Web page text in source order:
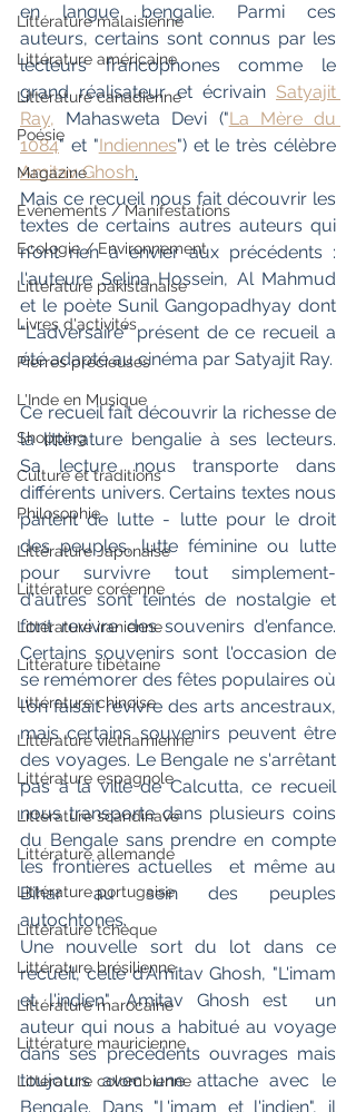
Littérature malaisienne
Littérature américaine
Littérature canadienne
Poésie
Magazine
Evènements / Manifestations
Ecologie / Environnement
Littérature pakistanaise
Livres d'activités
Pierres précieuses
L'Inde en Musique
Shopping
Culture et traditions
Philosophie
Littérature Japonaise
Littérature coréenne
Littérature iranienne
Littérature tibétaine
Littérature chinoise
Littérature vietnamienne
Littérature espagnole
Littérature scandinave
Littérature allemande
Littérature portugaise
Littérature tchèque
Littérature brésilienne
Littérature marocaine
Littérature mauricienne
Littérature colombienne
en langue bengalie. Parmi ces
auteurs, certains sont connus par les
lecteurs francophones comme le
grand réalisateur et écrivain Satyajit
Ray, Mahasweta Devi ("La Mère du
1084" et "Indiennes
Amitav Ghosh.
Mais ce recueil nous fait découvrir les
textes de certains autres auteurs qui
n'ont rien à envier aux précédents :
l'auteure Selina Hossein, Al Mahmud
et le poète Sunil Gangopadhyay dont
"L'adversaire" présent de ce recueil a
été adapté au cinéma par Satyajit Ray.
Ce recueil fait découvrir la richesse de
la littérature bengalie à ses lecteurs.
Sa lecture nous transporte dans
différents univers. Certains textes nous
parlent de lutte - lutte pour le droit
des peuples, lutte féminine ou lutte
pour survivre tout simplement-
d'autres sont teintés de nostalgie et
font revivre des souvenirs d'enfance.
Certains souvenirs sont l'occasion de
se remémorer des fêtes populaires où
l'on faisait revivre des arts ancestraux,
mais certains souvenirs peuvent être
des voyages. Le Bengale ne s'arrêtant
pas à la ville de Calcutta, ce recueil
nous transporte dans plusieurs coins
du Bengale sans prendre en compte
les frontières actuelles  et même au
Bihar au sein des peuples
autochtones.
Une nouvelle sort du lot dans ce
recueil, celle d'Amitav Ghosh, "L'imam
et l'indien". Amitav Ghosh est  un
auteur qui nous a habitué au voyage
dans ses précédents ouvrages mais
toujours avec une attache avec le
Bengale. Dans "L'imam et l'indien", il